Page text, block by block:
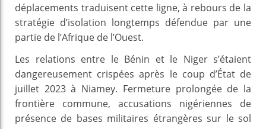
déplacements traduisent cette ligne, à rebours de la
stratégie d’isolation longtemps défendue par une
partie de l’Afrique de l’Ouest.
Les relations entre le Bénin et le Niger s’étaient
dangereusement crispées après le coup d’État de
juillet 2023 à Niamey. Fermeture prolongée de la
frontière commune, accusations nigériennes de
présence de bases militaires étrangères sur le sol